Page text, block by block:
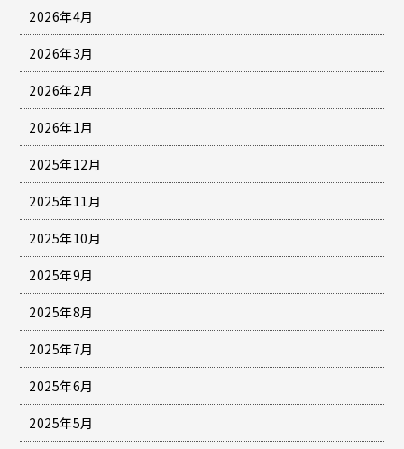
2026年4月
2026年3月
2026年2月
2026年1月
2025年12月
2025年11月
2025年10月
2025年9月
2025年8月
2025年7月
2025年6月
2025年5月